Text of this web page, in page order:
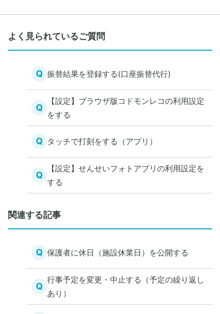
よく見られているご質問
Q 振替結果を登録する(口座振替代行)
Q
【設定】ブラウザ版コドモンレコの利用設定
をする
Q タッチで打刻をする（アプリ）
Q
【設定】せんせいフォトアプリの利用設定を
する
関連する記事
Q 保護者に休日（施設休業日）を公開する
Q
行事予定を変更・中止する（予定の繰り返し
あり）